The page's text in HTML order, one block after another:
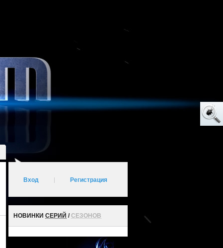
Вход Регистрация
НОВИНКИ СЕРИЙ /СЕЗОНОВ